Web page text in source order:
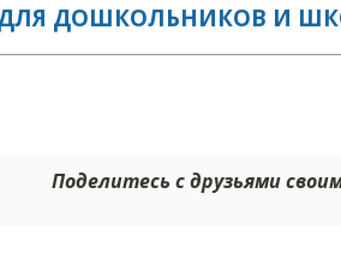
ДОШКОЛЬНИКОВ И
Поделитесь с друзьями